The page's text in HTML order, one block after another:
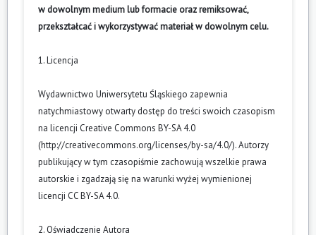
w dowolnym medium lub formacie oraz remiksować,
przekształcać i wykorzystywać materiał w dowolnym celu.
1. Licencja
Wydawnictwo Uniwersytetu Śląskiego zapewnia
natychmiastowy otwarty dostęp do treści swoich czasopism
na licencji Creative Commons BY-SA 4.0
(http://creativecommons.org/licenses/by-sa/4.0/). Autorzy
publikujący w tym czasopiśmie zachowują wszelkie prawa
autorskie i zgadzają się na warunki wyżej wymienionej
licencji CC BY-SA 4.0.
2. Oświadczenie Autora